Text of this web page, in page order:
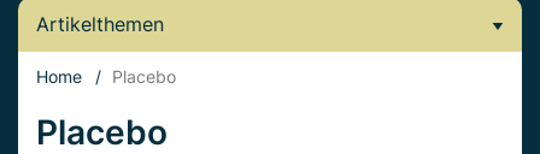
Artikelthemen
Home / Placebo
Placebo